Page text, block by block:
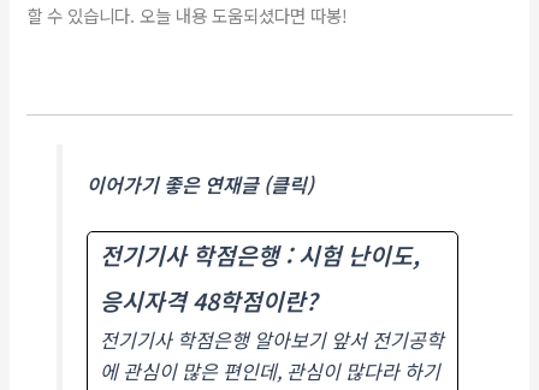
할 수 있습니다. 오늘 내용 도움되셨다면 따봉!
이어가기 좋은 연재글 (클릭)
전기기사 학점은행 : 시험 난이도,
응시자격 48학점이란?
전기기사 학점은행 알아보기 앞서 전기공학
에 관심이 많은 편인데, 관심이 많다라 하기